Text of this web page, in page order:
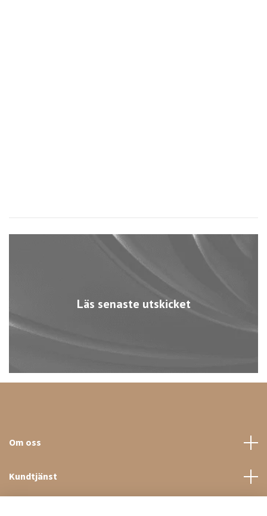
Läs senaste utskicket
Om oss
Kundtjänst